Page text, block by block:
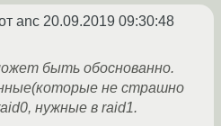
anc 20.09.2019 09:30:48
быть обоснованно.
не страшно
нужные в raid1.